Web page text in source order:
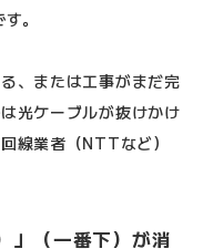
。
、または工事がまだ完
光ケーブルが抜けかけ
線業者（NTTなど）
」（一番下）が消